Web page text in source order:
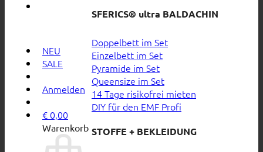
NEU
SALE
Anmelden
€ 0,00
Warenkorb
SFERICS® ultra BALDACHIN
Doppelbett im Set
Einzelbett im Set
Pyramide im Set
Queensize im Set
14 Tage risikofrei mieten
DIY für den EMF Profi
STOFFE + BEKLEIDUNG